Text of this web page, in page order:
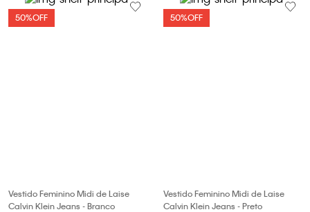
50%OFF
Vestido Feminino Midi de Laise
Calvin Klein Jeans - Branco
50%OFF
Vestido Feminino Midi de Laise
Calvin Klein Jeans - Preto